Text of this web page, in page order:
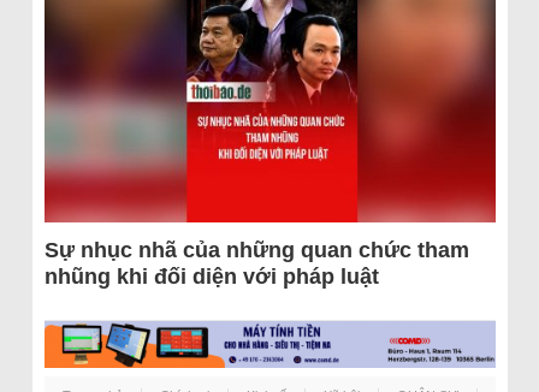
Sự nhục nhã của những quan chức tham
nhũng khi đối diện với pháp luật